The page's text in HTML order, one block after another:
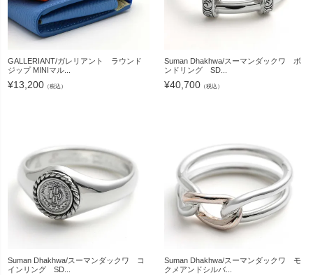
GALLERIANT/ガレリアント ラウンド
ジップ MINIマル...
¥13,200 （税込）
Suman Dhakhwa/スーマンダックワ ボ
ンドリング SD...
¥40,700（税込）
Suman Dhakhwa/スーマンダックワ コ
インリング SD...
Suman Dhakhwa/スーマンダックワ モ
クメアンドシルバ...